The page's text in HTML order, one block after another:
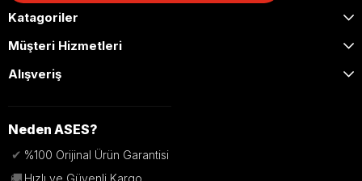
Katagoriler
Müşteri Hizmetleri
Alışveriş
Neden ASES?
✔ %100 Orijinal Ürün Garantisi
Hızlı ve Güvenli Kargo